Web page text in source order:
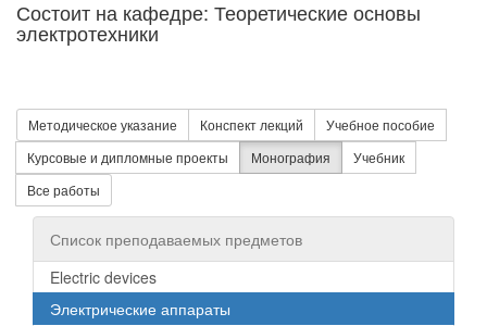
Состоит на кафедре: Теоретические основы
электротехники
Методическое указание Конспект лекций
Учебное пособие
Курсовые и дипломные проекты
Монография
Учебник
Все работы
Список преподаваемых предметов
Electric devices
Электрические аппараты